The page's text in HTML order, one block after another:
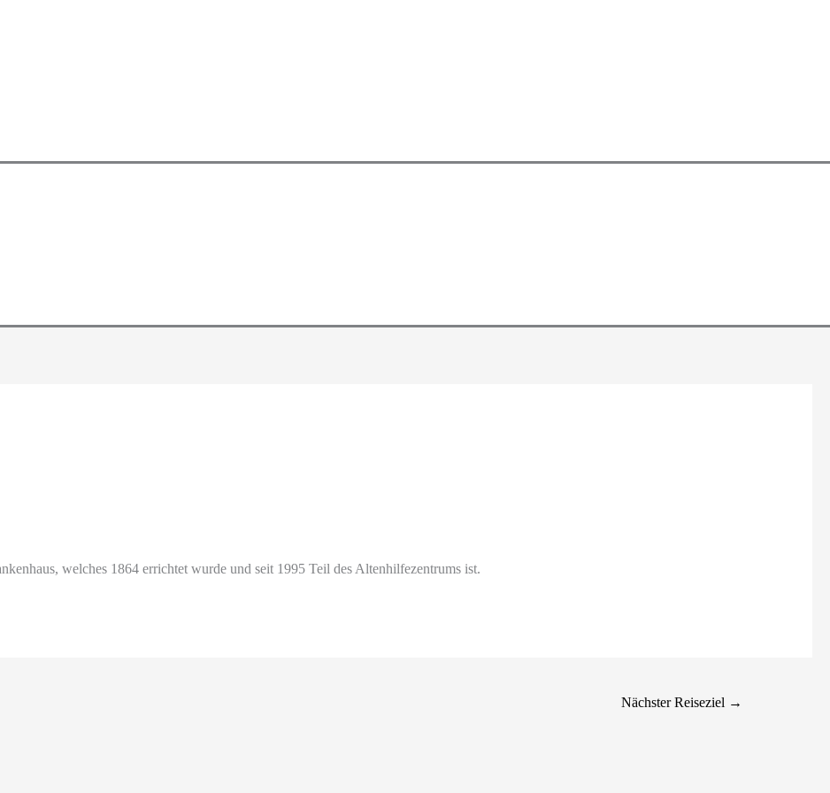
welches 1864 errichtet wurde und seit 1995 Teil des Altenhilfezentrums ist.
Nächster Reiseziel →